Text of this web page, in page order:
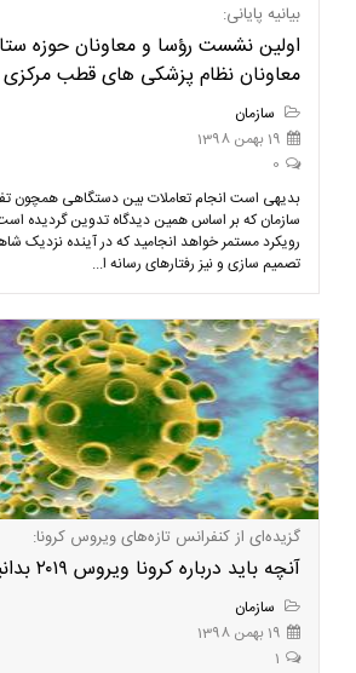
بیانیه پایانی:
اولین نشست رؤسا و معاونان حوزه
معاونان نظام پزشکی های قطب
سازمان
19 بهمن 1398
0
بدیهی است انجام تعاملات بین دستگاهی همچون
سازمان که بر اساس همین دیدگاه تدوین گردیده
رویکرد مستمر خواهد انجامید که در آینده نزدیک
تصمیم سازی و نیز رفتارهای رسانه ا...
گزیده‌ای از کنفرانس تازه‌های ویروس کرونا:
آنچه باید درباره کرونا ویروس ۲۰۱۹ بدانیم
سازمان
19 بهمن 1398
1